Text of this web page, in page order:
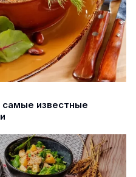
известные